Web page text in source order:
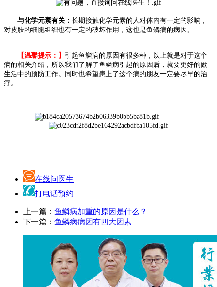
与化学元素有关： 长期接触化学元素的人对体内有一定的影响，
对皮肤的细胞组织也有一定的破坏作用，这也是鱼鳞病的病因。
【温馨提示：】 引起鱼鳞病的原因有很多种，以上就是对于这个
病的相关介绍，所以我们了解了鱼鳞病引起的原因后，就要更好的做
生活中的预防工作。同时也希望患上了这个病的朋友一定要尽早的治
疗。
在线问医生
打电话预约
上一篇： 鱼鳞病加重的原因是什么？
下一篇： 鱼鳞病病因有四大因素